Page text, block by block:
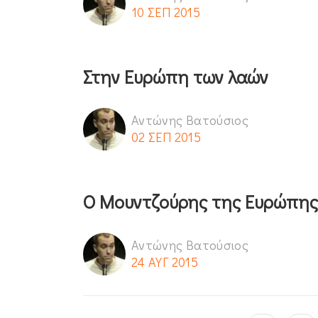
10 ΣΕΠ 2015
Στην Ευρώπη των λαών
Αντώνης Βατούσιος
02 ΣΕΠ 2015
Ο Μουντζούρης της Ευρώπης
Αντώνης Βατούσιος
24 ΑΥΓ 2015